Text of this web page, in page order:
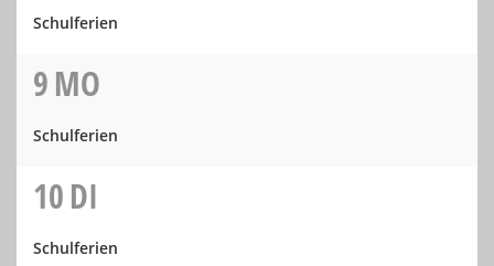
Schulferien
9MO
Schulferien
10DI
Schulferien